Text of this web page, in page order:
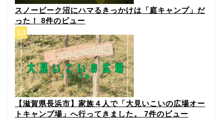
スノーピーク沼にハマるきっかけは「庭キャンプ」だ
った！ 8件のビュー
【滋賀県長浜市】家族４人で「大見いこいの広場オー
トキャンプ場」へ行ってきました。 7件のビュー